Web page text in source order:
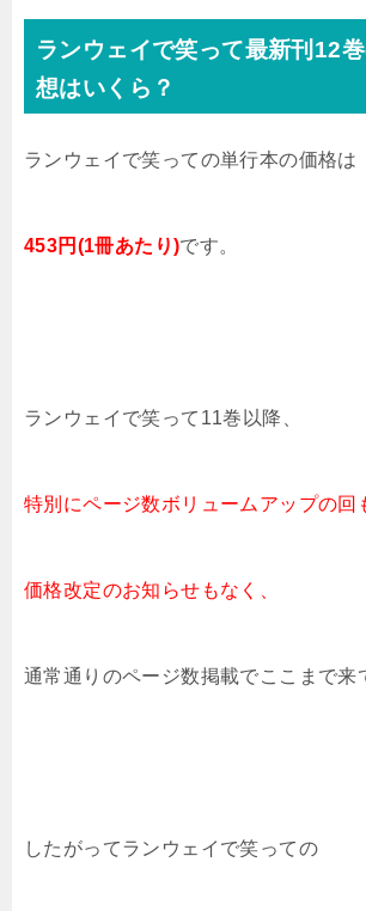
ランウェイで笑って最新刊12
想はいくら？
ランウェイで笑っての単行本の価格は
453円(1冊あたり)です。
ランウェイで笑って11巻 以降、
特別にページ数ボリュームアップの回
価格改定のお知らせもなく、
通常通りのページ数掲載でここまで来
したがってランウェイで笑っての